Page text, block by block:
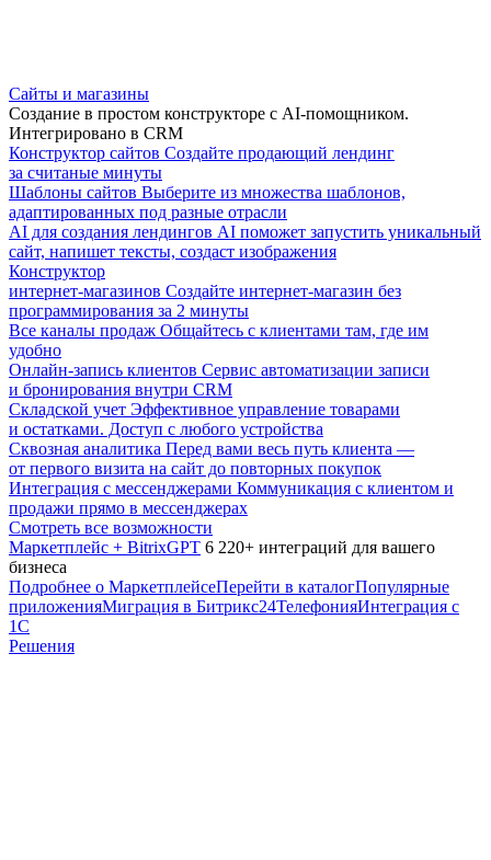
Сайты и магазины
Создание в простом конструкторе с AI-помощником.
Интегрировано в CRM
Конструктор сайтов Создайте продающий лендинг
за считаные минуты
Шаблоны сайтов Выберите из множества шаблонов,
адаптированных под разные отрасли
AI для создания лендингов AI поможет запустить уникальный
сайт, напишет тексты, создаст изображения
Конструктор
интернет-магазинов Создайте интернет-магазин без
программирования за 2 минуты
Все каналы продаж Общайтесь с клиентами там, где им
удобно
Онлайн-запись клиентов Сервис автоматизации записи
и бронирования внутри CRM
Складской учет Эффективное управление товарами
и остатками. Доступ с любого устройства
Сквозная аналитика Перед вами весь путь клиента —
от первого визита на сайт до повторных покупок
Интеграция с мессенджерами Коммуникация с клиентом и
продажи прямо в мессенджерах
Смотреть все возможности
Маркетплейс + BitrixGPT 6 220+ интеграций для вашего
бизнеса
Подробнее о МаркетплейсеПерейти в каталогПопулярные
приложенияМиграция в Битрикс24ТелефонияИнтеграция с
1С
Решения